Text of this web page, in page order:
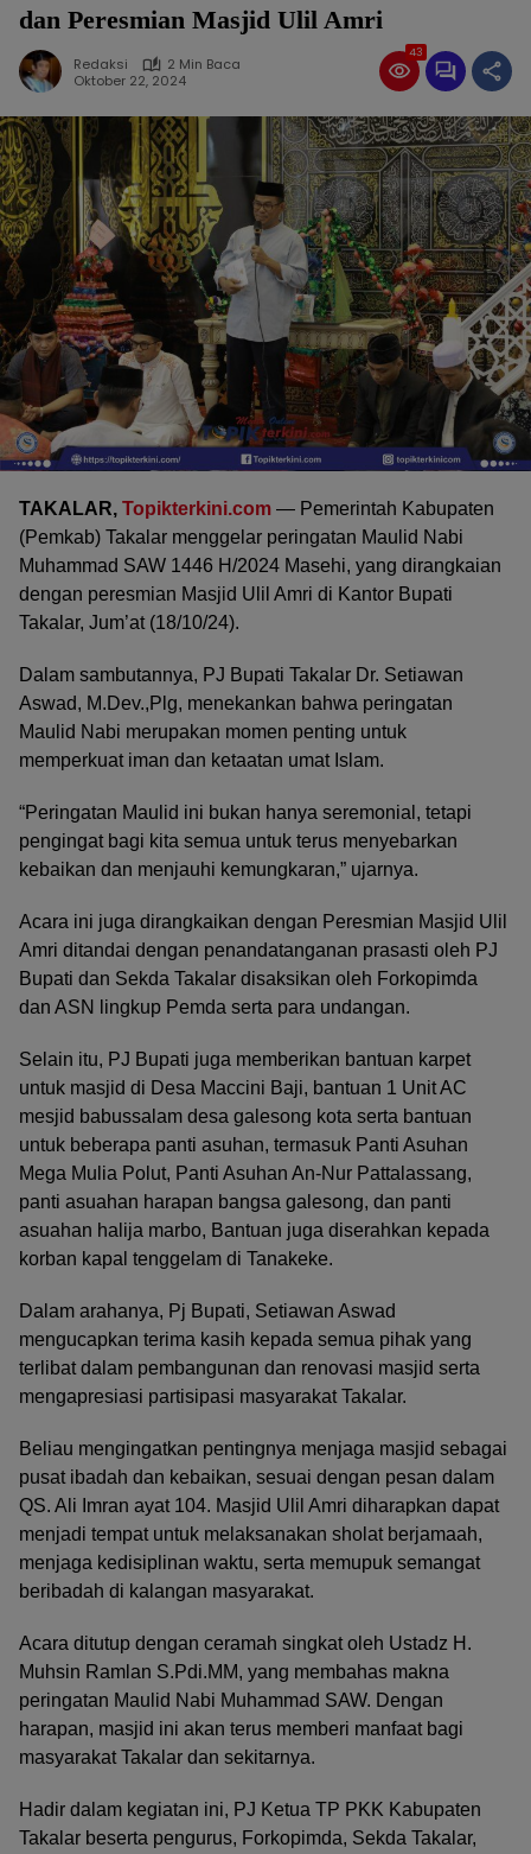
dan Peresmian Masjid Ulil Amri
Redaksi
2 Min Baca
Oktober 22, 2024
43
TAKALAR, Topikterkini.com — Pemerintah Kabupaten
(Pemkab) Takalar menggelar peringatan Maulid Nabi
Muhammad SAW 1446 H/2024 Masehi, yang dirangkaian
dengan peresmian Masjid Ulil Amri di Kantor Bupati
Takalar, Jum’at (18/10/24).
Dalam sambutannya, PJ Bupati Takalar Dr. Setiawan
Aswad, M.Dev.,Plg, menekankan bahwa peringatan
Maulid Nabi merupakan momen penting untuk
memperkuat iman dan ketaatan umat Islam.
“Peringatan Maulid ini bukan hanya seremonial, tetapi
pengingat bagi kita semua untuk terus menyebarkan
kebaikan dan menjauhi kemungkaran,” ujarnya.
Acara ini juga dirangkaikan dengan Peresmian Masjid Ulil
Amri ditandai dengan penandatanganan prasasti oleh PJ
Bupati dan Sekda Takalar disaksikan oleh Forkopimda
dan ASN lingkup Pemda serta para undangan.
Selain itu, PJ Bupati juga memberikan bantuan karpet
untuk masjid di Desa Maccini Baji, bantuan 1 Unit AC
mesjid babussalam desa galesong kota serta bantuan
untuk beberapa panti asuhan, termasuk Panti Asuhan
Mega Mulia Polut, Panti Asuhan An-Nur Pattalassang,
panti asuahan harapan bangsa galesong, dan panti
asuahan halija marbo, Bantuan juga diserahkan kepada
korban kapal tenggelam di Tanakeke.
Dalam arahanya, Pj Bupati, Setiawan Aswad
mengucapkan terima kasih kepada semua pihak yang
terlibat dalam pembangunan dan renovasi masjid serta
mengapresiasi partisipasi masyarakat Takalar.
Beliau mengingatkan pentingnya menjaga masjid sebagai
pusat ibadah dan kebaikan, sesuai dengan pesan dalam
QS. Ali Imran ayat 104. Masjid Ulil Amri diharapkan dapat
menjadi tempat untuk melaksanakan sholat berjamaah,
menjaga kedisiplinan waktu, serta memupuk semangat
beribadah di kalangan masyarakat.
Acara ditutup dengan ceramah singkat oleh Ustadz H.
Muhsin Ramlan S.Pdi.MM, yang membahas makna
peringatan Maulid Nabi Muhammad SAW. Dengan
harapan, masjid ini akan terus memberi manfaat bagi
masyarakat Takalar dan sekitarnya.
Hadir dalam kegiatan ini, PJ Ketua TP PKK Kabupaten
Takalar beserta pengurus, Forkopimda, Sekda Takalar,